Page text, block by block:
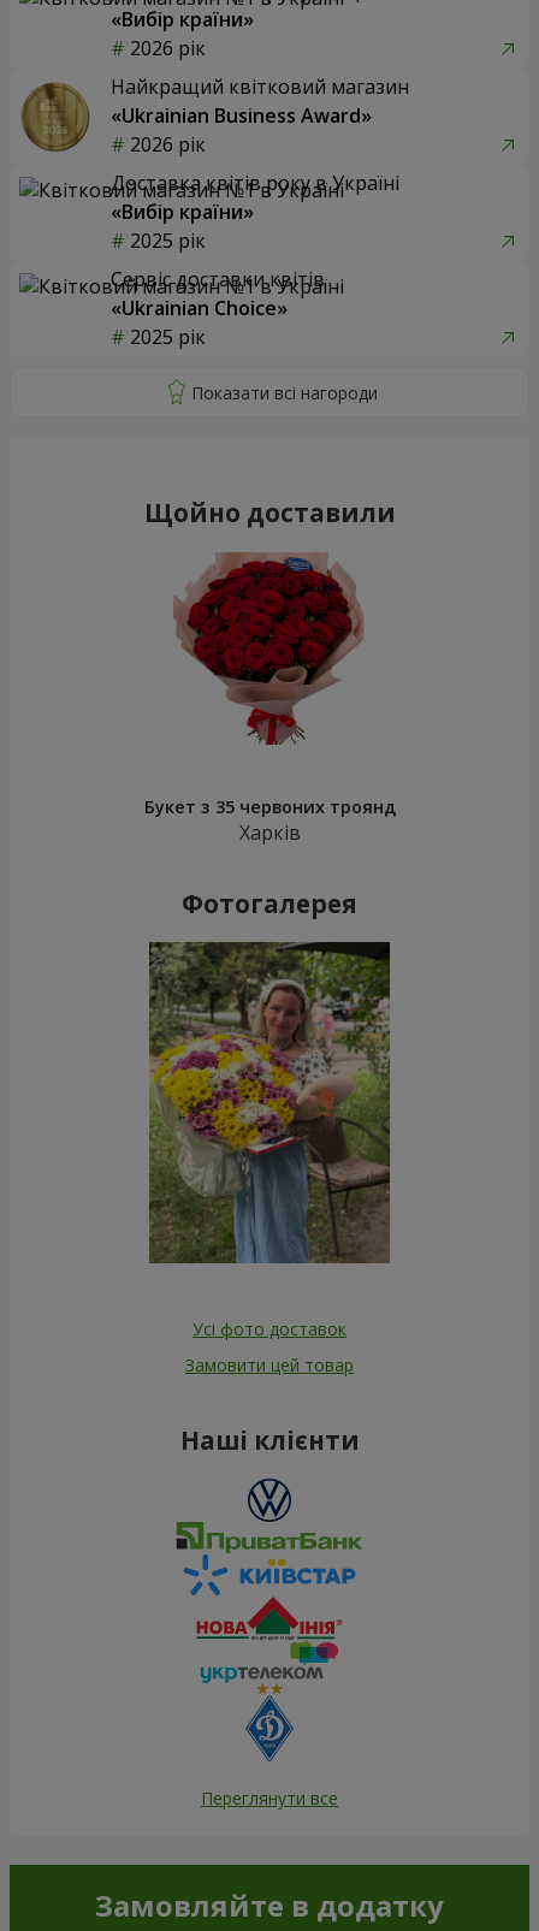
«Вибір країни»
2026 рік
Найкращий квітковий магазин
«Ukrainian Business Award»
2026 рік
Доставка квітів року в Україні
«Вибір країни»
2025 рік
Сервіс доставки квітів
«Ukrainian Choice»
2025 рік
Щойно доставили
Букет з 35 червоних троянд
Харків
Фотогалерея
Усі фото доставок
Замовити цей товар
Наші клієнти
Переглянути все
Замовляйте в додатку